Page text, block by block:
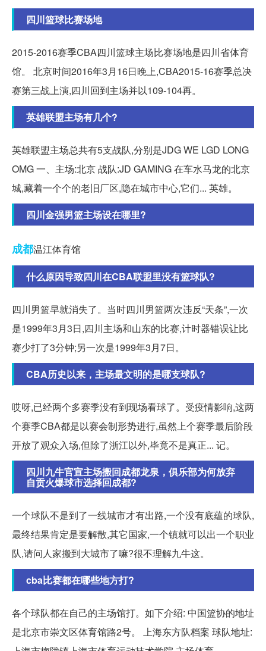
四川篮球比赛场地
2015-2016赛季CBA四川篮球主场比赛场地是四川省体育
馆。 北京时间2016年3月16日晚上,CBA2015-16赛季总决
赛第三战上演,四川回到主场并以109-104再。
英雄联盟主场有几个?
英雄联盟主场总共有5支战队,分别是JDG WE LGD LONG
OMG 一、主场:北京 战队:JD GAMING 在车水马龙的北京
城,藏着一个个的老旧厂区,隐在城市中心,它们... 英雄。
四川金强男篮主场设在哪里?
成都温江体育馆
什么原因导致四川在CBA联盟里没有篮球队?
四川男篮早就消失了。当时四川男篮两次违反“天条”,一次
是1999年3月3日,四川主场和山东的比赛,计时器错误让比
赛少打了3分钟;另一次是1999年3月7日。
CBA历史以来，主场最文明的是哪支球队?
哎呀,已经两个多赛季没有到现场看球了。受疫情影响,这两
个赛季CBA都是以赛会制形势进行,虽然上个赛季最后阶段
开放了观众入场,但除了浙江以外,毕竟不是真正... 记。
四川九牛官宣主场搬回成都龙泉，俱乐部为何放弃
自贡火爆球市选择回成都?
一个球队不是到了一线城市才有出路,一个没有底蕴的球队,
最终结果肯定是要解散,其它国家,一个镇就可以出一个职业
队,请问人家搬到大城市了嘛?很不理解九牛这。
cba比赛都在哪些地方打?
各个球队都在自己的主场馆打。如下介绍: 中国篮协的地址
是北京市崇文区体育馆路2号。 上海东方队档案 球队地址: